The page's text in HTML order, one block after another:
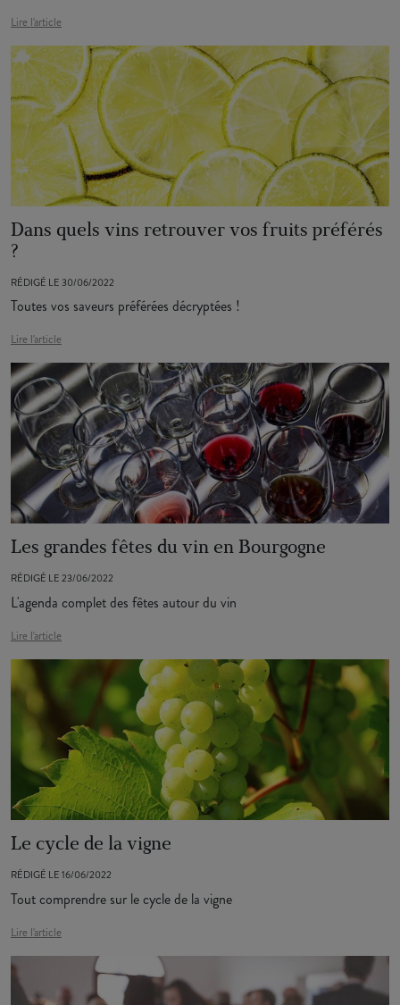
Lire l'article
Dans quels vins retrouver vos fruits préférés
?
RÉDIGÉ LE 30/06/2022
Toutes vos saveurs préférées décryptées !
Lire l'article
Les grandes fêtes du vin en Bourgogne
RÉDIGÉ LE 23/06/2022
L'agenda complet des fêtes autour du vin
Lire l'article
Le cycle de la vigne
RÉDIGÉ LE 16/06/2022
Tout comprendre sur le cycle de la vigne
Lire l'article